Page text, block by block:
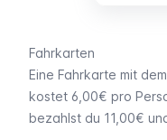
Fahrkarten
Eine Fahrkarte mit
kostet 6,00€ pro
bezahlst du 11,00€